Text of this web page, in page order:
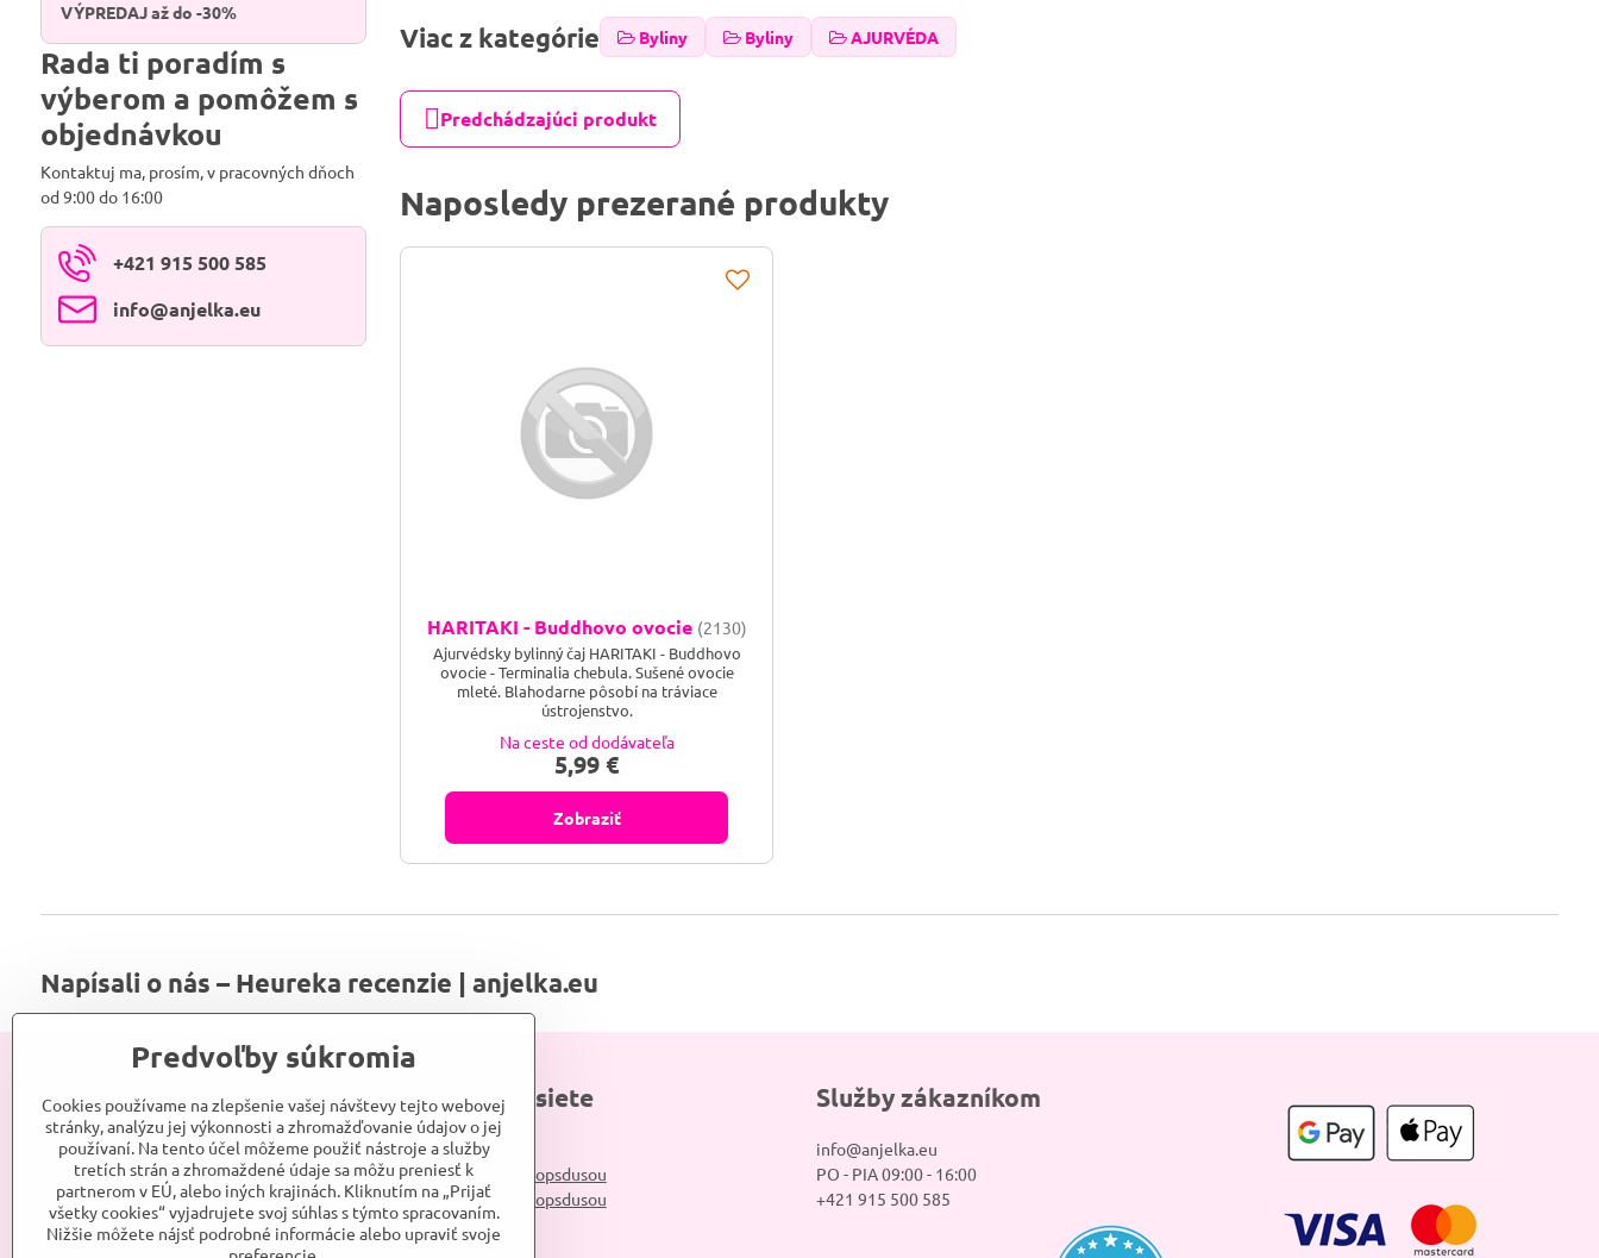
Viac z kategórie Byliny Byliny AJURVÉDA
Predchádzajúci produkt
Naposledy prezerané produkty
HARITAKI - Buddhovo ovocie (2130)
Ajurvédsky bylinný čaj HARITAKI - Buddhovo
ovocie - Terminalia chebula. Sušené ovocie
mleté. Blahodarne pôsobí na tráviace
ústrojenstvo.
Na ceste od dodávateľa
5,99 €
Zobraziť
VÝPREDAJ až do -30%
Rada ti poradím s
výberom a pomôžem s
objednávkou
Kontaktuj ma, prosím, v pracovných dňoch
od 9:00 do 16:00
+421 915 500 585
info​@anjelka​.eu
Napísali o nás – Heureka recenzie | anjelka.eu
Informácie
Srdce Anjelky
Kontakt
Obchodné podmienky
Reklamačné podmienky
Doprava a platba
Sociálne siete
Anjelka
Anjelkaeshopsdusou
Anjelkaeshopsdusou
Služby zákazníkom
info@anjelka.eu
PO - PIA 09:00 - 16:00
+421 915 500 585
Predvoľby súkromia
Cookies používame na zlepšenie vašej návštevy tejto webovej
stránky, analýzu jej výkonnosti a zhromažďovanie údajov o jej
používaní. Na tento účel môžeme použiť nástroje a služby
tretích strán a zhromaždené údaje sa môžu preniesť k
partnerom v EÚ, alebo iných krajinách. Kliknutím na „Prijať
všetky cookies“ vyjadrujete svoj súhlas s týmto spracovaním.
Nižšie môžete nájsť podrobné informácie alebo upraviť svoje